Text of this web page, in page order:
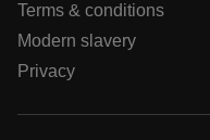
Terms & conditions
Modern slavery
Privacy